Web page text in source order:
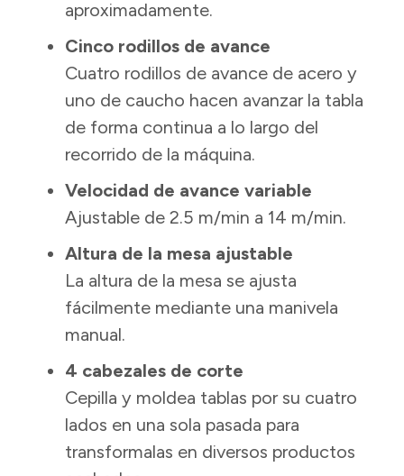
aproximadamente.
Cinco rodillos de avance
Cuatro rodillos de avance de acero y
uno de caucho hacen avanzar la tabla
de forma continua a lo largo del
recorrido de la máquina.
Velocidad de avance variable
Ajustable de 2.5 m/min a 14 m/min.
Altura de la mesa ajustable
La altura de la mesa se ajusta
fácilmente mediante una manivela
manual.
4 cabezales de corte
Cepilla y moldea tablas por su cuatro
lados en una sola pasada para
transformalas en diversos productos